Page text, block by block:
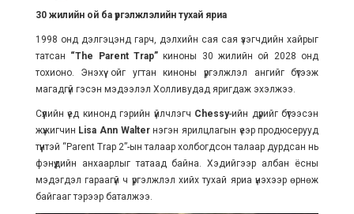
30 жилийн ой ба үргэлжлэлийн тухай яриа
1998 онд дэлгэцэнд гарч, дэлхийн сая сая үзэгчдийн хайрыг
татсан “The Parent Trap”киноны 30 жилийн ой 2028 онд
тохионо. Энэхүү ойг угтан киноны үргэлжлэл ангийг бүтээж
магадгүй гэсэн мэдээлэл Холливудад яригдаж эхэлжээ.
Сүүлийн үед кинонд гэрийн үйлчлэгч Chessy-ийн дүрийг бүтээсэн
жүжигчин Lisa Ann Walterнэгэн ярилцлагын үеэр продюсерууд
түүнтэй “Parent Trap 2”-ын талаар холбогдсон талаар дурдсан нь
фэнүүдийн анхаарлыг татаад байна. Хэдийгээр албан ёсны
мэдэгдэл гараагүй ч үргэлжлэл хийх тухай яриа үнэхээр өрнөж
байгааг тэрээр баталжээ.